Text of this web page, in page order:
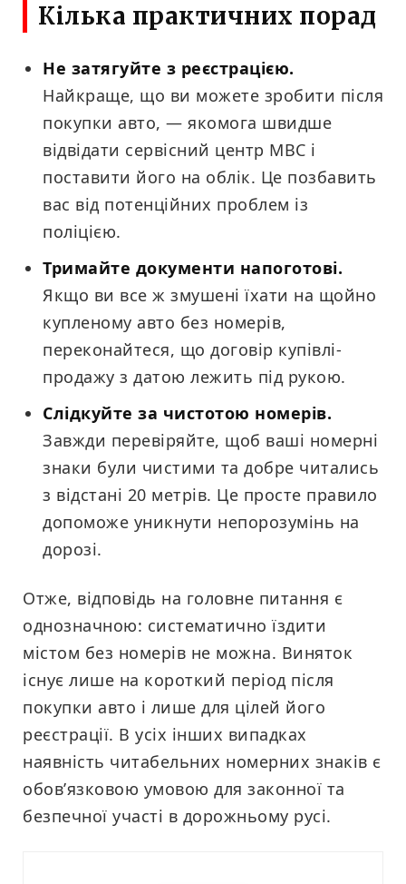
Кілька практичних порад
Не затягуйте з реєстрацією.
Найкраще, що ви можете зробити після
покупки авто, — якомога швидше
відвідати сервісний центр МВС і
поставити його на облік. Це позбавить
вас від потенційних проблем із
поліцією.
Тримайте документи напоготові.
Якщо ви все ж змушені їхати на щойно
купленому авто без номерів,
переконайтеся, що договір купівлі-
продажу з датою лежить під рукою.
Слідкуйте за чистотою номерів.
Завжди перевіряйте, щоб ваші номерні
знаки були чистими та добре читались
з відстані 20 метрів. Це просте правило
допоможе уникнути непорозумінь на
дорозі.
Отже, відповідь на головне питання є
однозначною: систематично їздити
містом без номерів не можна. Виняток
існує лише на короткий період після
покупки авто і лише для цілей його
реєстрації. В усіх інших випадках
наявність читабельних номерних знаків є
обов’язковою умовою для законної та
безпечної участі в дорожньому русі.